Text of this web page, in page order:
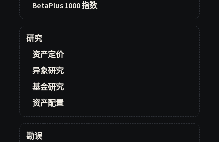
BetaPlus 1000 指数
研究
资产定价
异象研究
基金研究
资产配置
勘误